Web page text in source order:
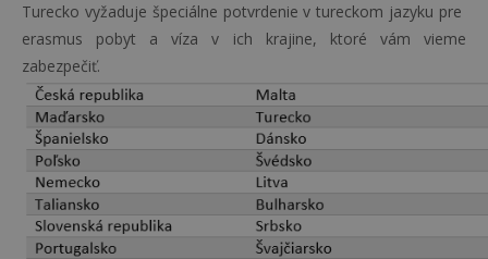
Turecko vyžaduje špeciálne potvrdenie v tureckom jazyku pre
erasmus pobyt a víza v ich krajine, ktoré vám vieme
zabezpečiť.